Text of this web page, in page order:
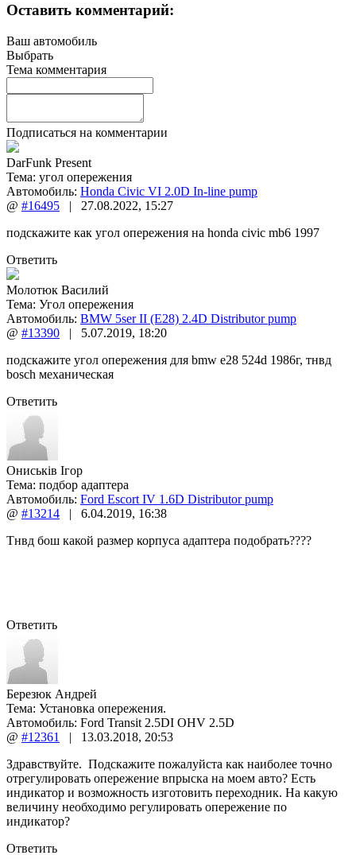
Оставить комментарий:
Ваш автомобиль
Выбрать
Тема комментария
Подписаться на комментарии
DarFunk Present
Тема: угол опережения
Автомобиль: Honda Civic VI 2.0D In-line pump
@ #16495 | 27.08.2022, 15:27
подскажите как угол опережения на honda civic mb6 1997
Ответить
Молотюк Василий
Тема: Угол опережения
Автомобиль: BMW 5ser II (E28) 2.4D Distributor pump
@ #13390 | 5.07.2019, 18:20
подскажите угол опережения для bmw e28 524d 1986г, тнвд
bosch механическая
Ответить
Ониськів Ігор
Тема: подбор адаптера
Автомобиль: Ford Escort IV 1.6D Distributor pump
@ #13214 | 6.04.2019, 16:38
Тнвд бош какой размер корпуса адаптера подобрать????
Ответить
Березюк Андрей
Тема: Установка опережения.
Автомобиль: Ford Transit 2.5DI OHV 2.5D
@ #12361 | 13.03.2018, 20:53
Здравствуйте. Подскажите пожалуйста как наиболее точно
отрегулировать опережение впрыска на моем авто? Есть
индикатор и возможность изготовить переходник. На какую
величину необходимо регулировать опережение по
индикатор?
Ответить